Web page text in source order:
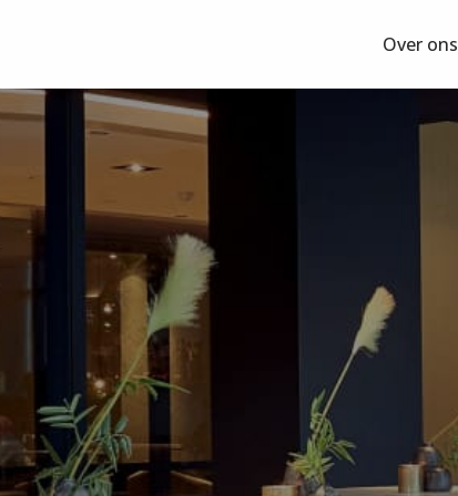
Over ons